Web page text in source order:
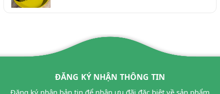
ĐĂNG KÝ NHẬN THÔNG TIN